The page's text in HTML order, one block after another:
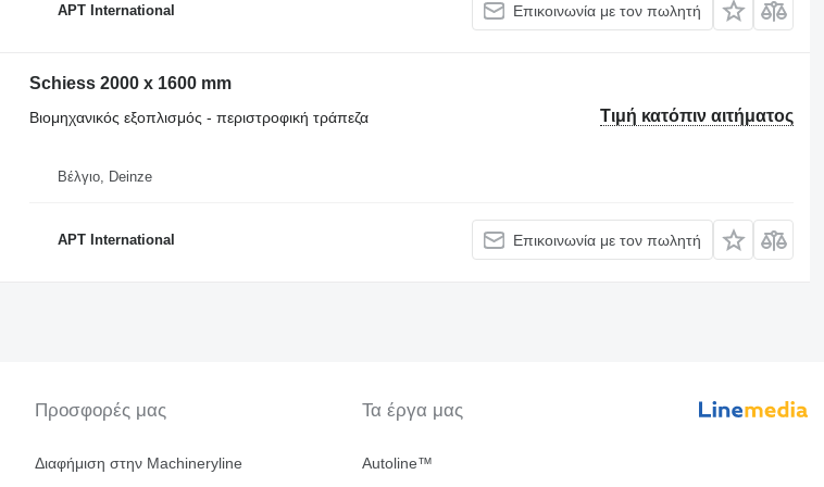
APT International Επικοινωνία με τον πωλητή
Schiess 2000 x 1600 mm
Τιμή κατόπιν αιτήματος
Βιομηχανικός εξοπλισμός - περιστροφική τράπεζα
Βέλγιο, Deinze
APT International Επικοινωνία με τον πωλητή
Προσφορές μας
Διαφήμιση στην Machineryline
Τα έργα μας
Autoline™